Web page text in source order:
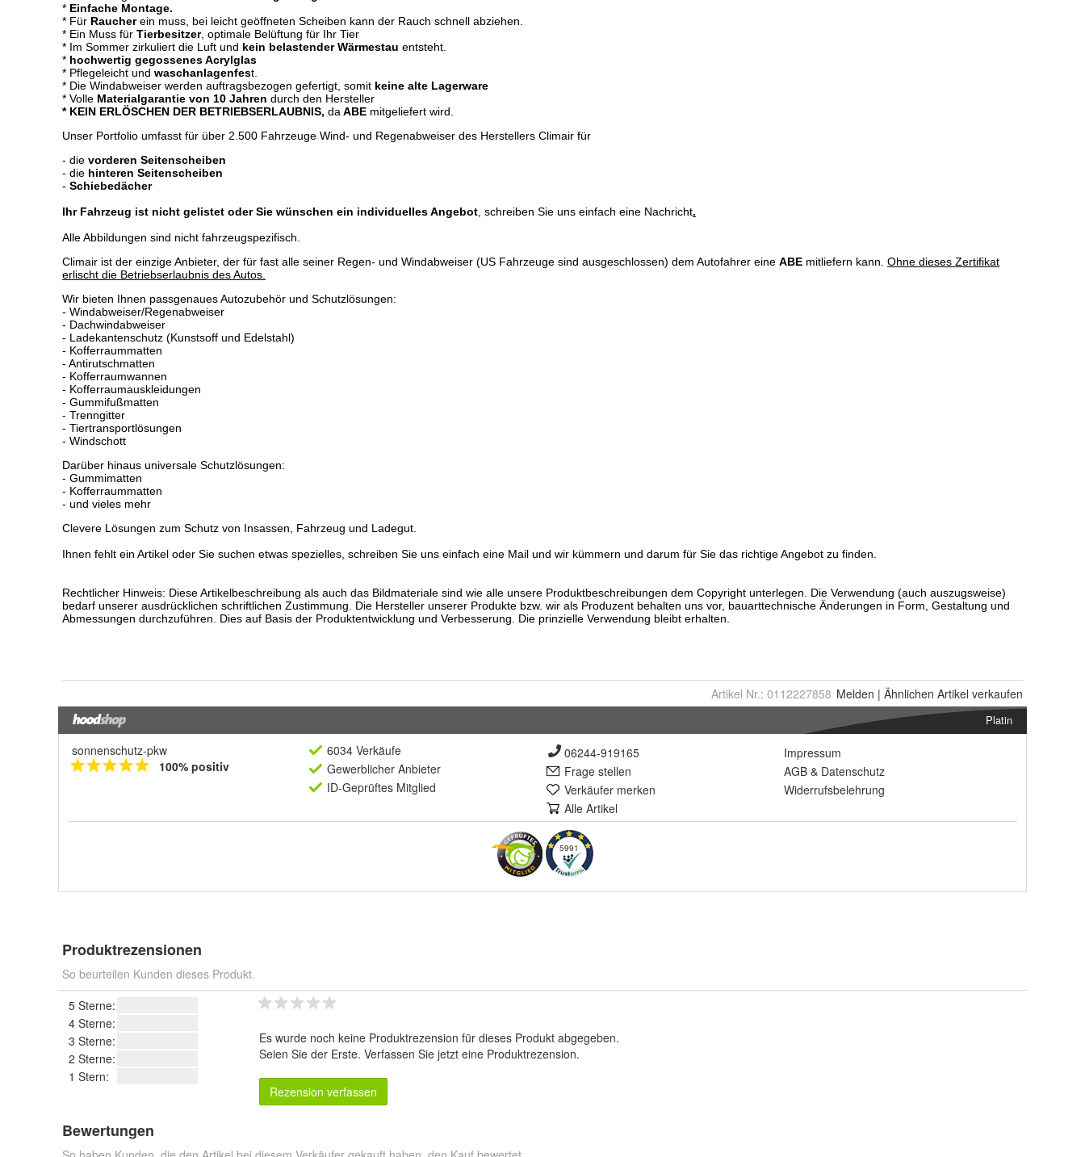
Artikel Nr.: 0112227858 Melden | Ähnlichen Artikel verkaufen
Platin
sonnenschutz-pkw
100% positiv
6034 Verkäufe
Gewerblicher Anbieter
ID-Geprüftes Mitglied
06244-919165
Frage stellen
Verkäufer merken
Alle Artikel
Impressum
AGB & Datenschutz
Widerrufsbelehrung
5991
Produktrezensionen
So beurteilen Kunden dieses Produkt.
5 Sterne:
4 Sterne:
3 Sterne:
2 Sterne:
1 Stern:
Es wurde noch keine Produktrezension für dieses Produkt abgegeben.
Seien Sie der Erste. Verfassen Sie jetzt eine Produktrezension.
Rezension verfassen
Bewertungen